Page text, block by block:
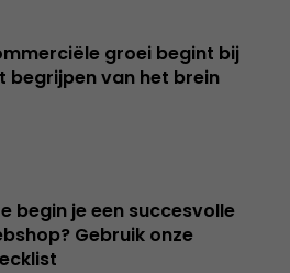
groei begint bij
begrijpen van het brein
begin je een succesvolle
Gebruik onze